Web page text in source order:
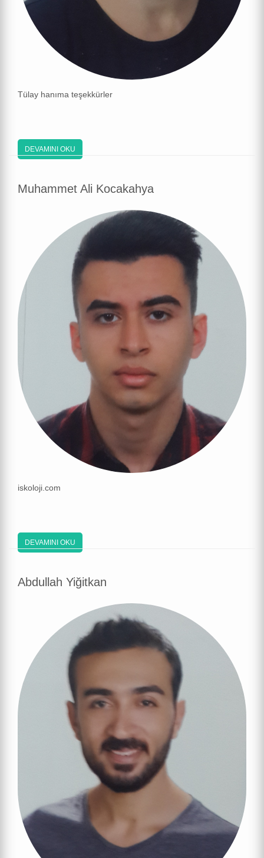
Tülay hanıma teşekkürler
DEVAMINI OKU
Muhammet Ali Kocakahya
iskoloji.com
DEVAMINI OKU
Abdullah Yiğitkan